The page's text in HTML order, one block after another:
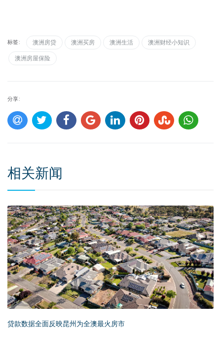
标签: 澳洲房贷 澳洲买房 澳洲生活 澳洲财经小知识
澳洲房屋保险
分享:
相关新闻
贷款数据全面反映昆州为全澳最火房市